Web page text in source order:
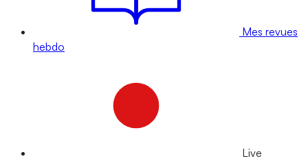
Mes revues
hebdo
Live